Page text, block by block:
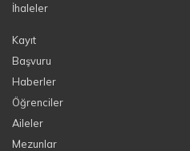
İhaleler
Kayıt
Başvuru
Haberler
Öğrenciler
Aileler
Mezunlar